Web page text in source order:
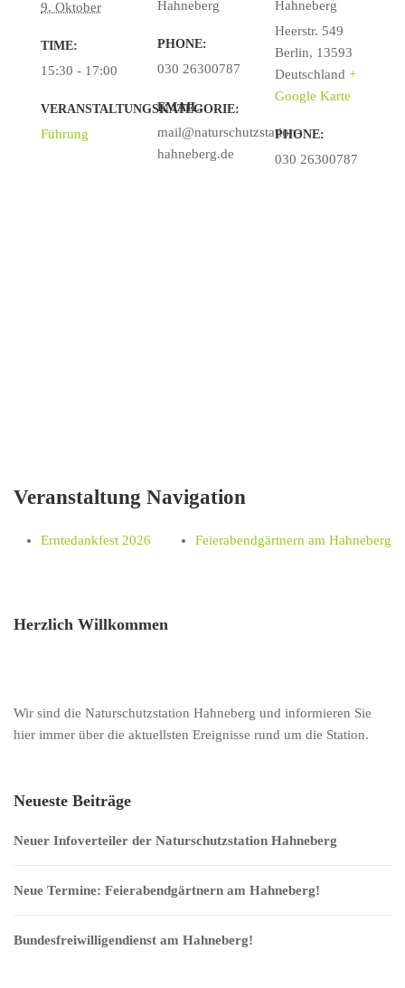
9. Oktober
TIME:
15:30 - 17:00
VERANSTALTUNGSKATEGORIE:
Führung
Hahneberg
PHONE:
030 26300787
EMAIL:
mail@naturschutzstation-
hahneberg.de
Hahneberg
Heerstr. 549
Berlin, 13593
Deutschland +
Google Karte
PHONE:
030 26300787
Veranstaltung Navigation
Erntedankfest 2026 Feierabendgärtnern am Hahneberg
Herzlich Willkommen
Wir sind die Naturschutzstation Hahneberg und informieren Sie
hier immer über die aktuellsten Ereignisse rund um die Station.
Neueste Beiträge
Neuer Infoverteiler der Naturschutzstation Hahneberg
Neue Termine: Feierabendgärtnern am Hahneberg!
Bundesfreiwilligendienst am Hahneberg!